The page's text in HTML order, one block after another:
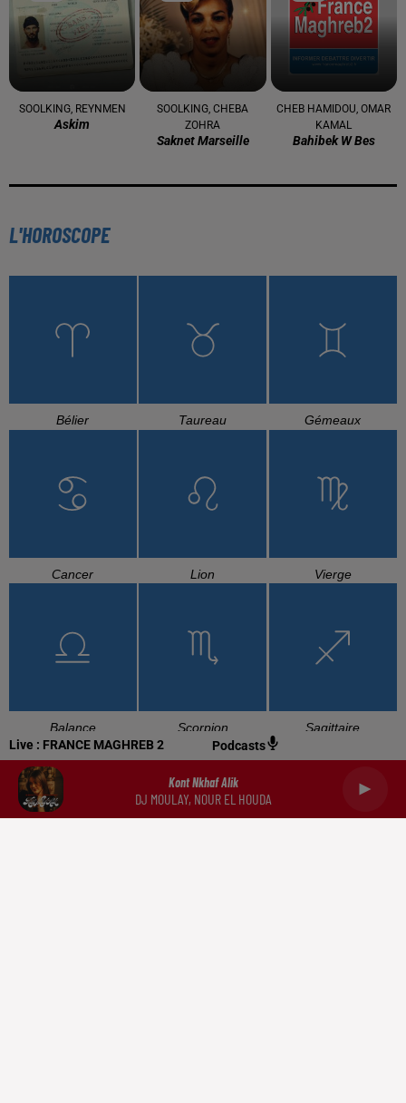
Live : FRANCE MAGHREB 2 Podcasts
Kont Nkhaf Alik
DJ MOULAY, NOUR EL HOUDA
SOOLKING, REYNMEN
Askim
SOOLKING, CHEBA
ZOHRA
Saknet Marseille
CHEB HAMIDOU, OMAR
KAMAL
Bahibek W Bes
L'HOROSCOPE
Bélier Taureau Gémeaux
Cancer Lion Vierge
Balance Scorpion Sagittaire